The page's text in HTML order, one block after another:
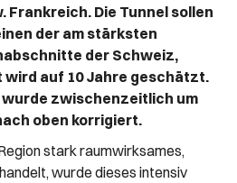
Frankreich. Die Tunnel sollen
der am stärksten
der Schweiz,
wird auf 10 Jahre geschätzt.
zwischenzeitlich um
oben korrigiert.
stark raumwirksames,
wurde dieses intensiv